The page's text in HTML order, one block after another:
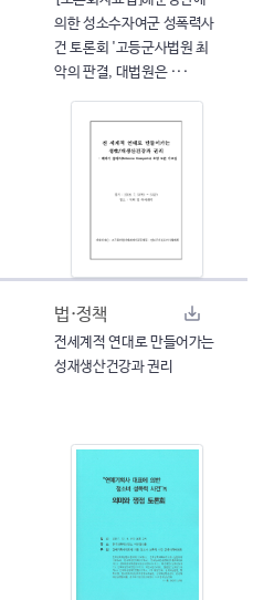
의한 성소수자여군 성폭력사
건 토론회 '고등군사법원 최
악의 판결, 대법원은 ···
법·정책
전세계적 연대로 만들어가는
성재생산건강과 권리